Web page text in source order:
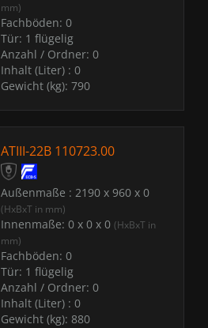
mm)
Fachböden: 0
Tür: 1 flügelig
Anzahl / Ordner: 0
Inhalt (Liter) : 0
Gewicht (kg): 790
ATIII-22B 110723.00
Außenmaße : 2190 x 960 x 0
(HxBxT in mm)
Innenmaße: 0 x 0 x 0 (HxBxT in
mm)
Fachböden: 0
Tür: 1 flügelig
Anzahl / Ordner: 0
Inhalt (Liter) : 0
Gewicht (kg): 880